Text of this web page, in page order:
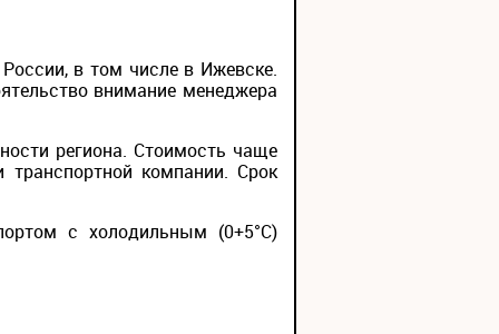
в том числе в Ижевске.
внимание менеджера
региона. Стоимость чаще
компании. Срок
с холодильным (0+5°С)